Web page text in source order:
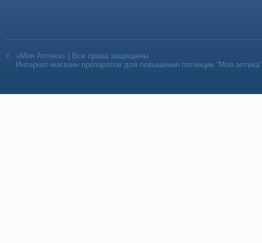
«Моя Аптека» | Все права защищены
Интернет-магазин препаратов для повышения потенции “Моя